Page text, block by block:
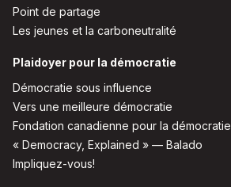
Point de partage
Les jeunes et la carboneutralité
Plaidoyer pour la démocratie
Démocratie sous influence
Vers une meilleure démocratie
Fondation canadienne pour la démocratie
« Democracy, Explained » — Balado
Impliquez-vous!